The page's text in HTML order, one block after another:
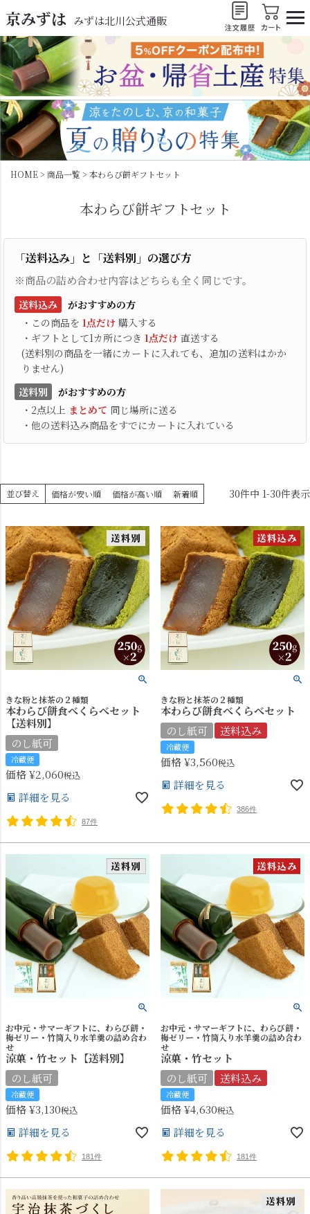
京みずは みずは北川公式通販
HOME 商品一覧 本わらび餅ギフトセット
本わらび餅ギフトセット
「送料込み」と「送料別」の選び方
※商品の詰め合わせ内容はどちらも全く同じです。
送料込み
がおすすめの方
・この商品を 1点だけ 購入する
・ギフトとして1カ所につき 1点だけ 直送する
(送料別の商品を一緒にカートに入れても、追加の送料はかか
りません)
送料別
がおすすめの方
・2点以上 まとめて 同じ場所に送る
・他の送料込み商品をすでにカートに入れている
並び替え 価格が安い順 価格が高い順 新着順 30件中 1-30件表示
きな粉と抹茶の２種類
本わらび餅食べくらべセット
【送料別】
のし紙可
冷蔵便
価格¥2,060税込
詳細を見る
87件
きな粉と抹茶の２種類
本わらび餅食べくらべセット
のし紙可
送料込み
冷蔵便
価格¥3,560税込
詳細を見る
386件
お中元・サマーギフトに、わらび餅・
梅ゼリー・竹筒入り水羊羹の詰め合わ
せ
涼菓・竹セット【送料別】
のし紙可
冷蔵便
価格¥3,130税込
詳細を見る
181件
お中元・サマーギフトに、わらび餅・
梅ゼリー・竹筒入り水羊羹の詰め合わ
せ
涼菓・竹セット
のし紙可
送料込み
冷蔵便
価格¥4,630税込
詳細を見る
181件